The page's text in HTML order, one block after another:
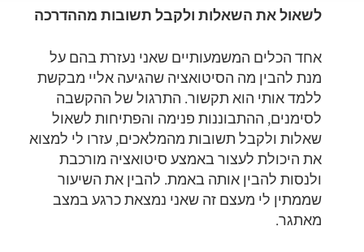
לשאול את השאלות ולקבל תשובות מההדרכה
אחד הכלים המשמעותיים שאני נעזרת בהם על
מנת להבין מה הסיטואציה שהגיעה אליי מבקשת
ללמד אותי הוא תקשור. התרגול של ההקשבה
לסימנים, ההתבוננות פנימה והפתיחות לשאול
שאלות ולקבל תשובות מהמלאכים, עזרו לי למצוא
את היכולת לעצור באמצע סיטואציה מורכבת
ולנסות להבין אותה באמת. להבין את השיעור
שממתין לי מעצם זה שאני נמצאת כרגע במצב
מאתגר.